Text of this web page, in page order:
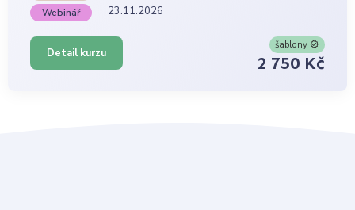
Webinář 23.11.2026
Detail kurzu
šablony
2 750 Kč